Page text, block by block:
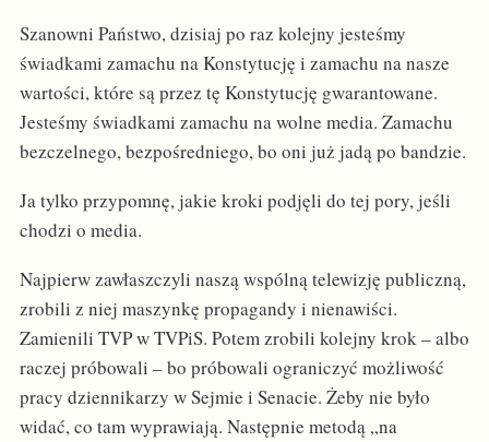
Szanowni Państwo, dzisiaj po raz kolejny jesteśmy
świadkami zamachu na Konstytucję i zamachu na nasze
wartości, które są przez tę Konstytucję gwarantowane.
Jesteśmy świadkami zamachu na wolne media. Zamachu
bezczelnego, bezpośredniego, bo oni już jadą po bandzie.
Ja tylko przypomnę, jakie kroki podjęli do tej pory, jeśli
chodzi o media.
Najpierw zawłaszczyli naszą wspólną telewizję publiczną,
zrobili z niej maszynkę propagandy i nienawiści.
Zamienili TVP w TVPiS. Potem zrobili kolejny krok – albo
raczej próbowali – bo próbowali ograniczyć możliwość
pracy dziennikarzy w Sejmie i Senacie. Żeby nie było
widać, co tam wyprawiają. Następnie metodą „na